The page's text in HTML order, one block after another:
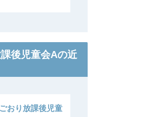
後児童会Aの近
おり放課後児童